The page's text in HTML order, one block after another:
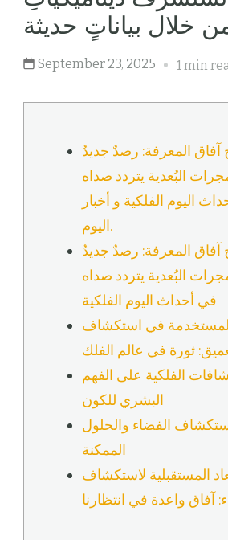
September 23, 2025 1 min
آفاق المعرفة: رصدٌ جديدٌ
البُعدية يتردد صداه
اليوم الفلكية و أخبار
اليوم.
آفاق المعرفة: رصدٌ جديدٌ
البُعدية يتردد صداه
في أحداث اليوم الفلكية
المستخدمة في استكشاف
ثورة في عالم الفلك
الفلكية على الفهم
البشري للكون
الفضاء والحلول
الممكنة
المستقبلية لاستكشاف
آفاق واعدة في انتظارنا